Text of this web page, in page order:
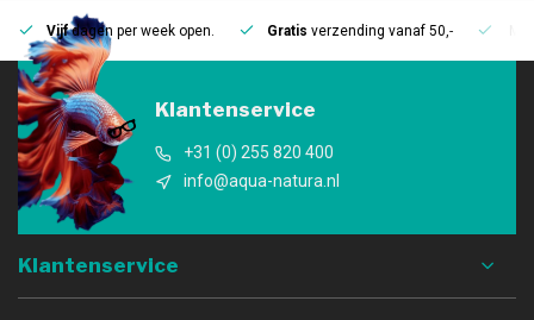
Vijfdagen per week open. Gratis verzending vanaf 50,-
Klantenservice
+31 (0) 255 820 400
info@aqua-natura.nl
Klantenservice